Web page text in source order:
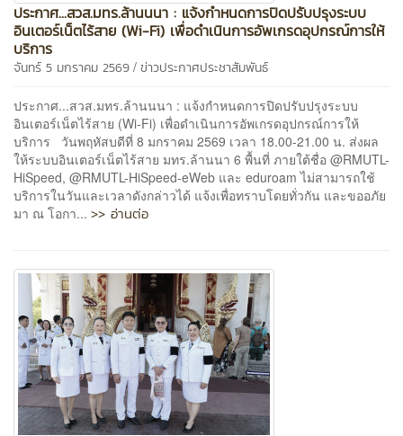
ประกาศ...สวส.มทร.ล้านนนา : แจ้งกำหนดการปิดปรับปรุงระบบ
อินเตอร์เน็ตไร้สาย (Wi-Fi) เพื่อดำเนินการอัพเกรดอุปกรณ์การให้
บริการ
จันทร์ 5 มกราคม 2569 / ข่าวประกาศประชาสัมพันธ์
ประกาศ...สวส.มทร.ล้านนนา : แจ้งกำหนดการปิดปรับปรุงระบบ
อินเตอร์เน็ตไร้สาย (Wi-Fi) เพื่อดำเนินการอัพเกรดอุปกรณ์การให้
บริการ วันพฤหัสบดีที่ 8 มกราคม 2569 เวลา 18.00-21.00 น. ส่งผล
ให้ระบบอินเตอร์เน็ตไร้สาย มทร.ล้านนา 6 พื้นที่ ภายใต้ชื่อ @RMUTL-
HiSpeed, @RMUTL-HiSpeed-eWeb และ eduroam ไม่สามารถใช้
บริการในวันและเวลาดังกล่าวได้ แจ้งเพื่อทราบโดยทั่วกัน และขออภัย
มา ณ โอกา... >> อ่านต่อ